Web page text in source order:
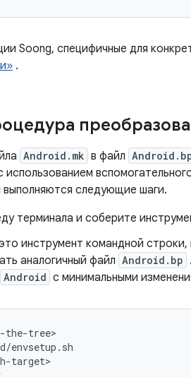
Soong, специфичные для
.
Android.mk в файл
выполняются следующие шаги.
терминала и соберите
инструмент командной
аналогичный файл Android.bp
Android с минимальными
envsetup.sh
target>